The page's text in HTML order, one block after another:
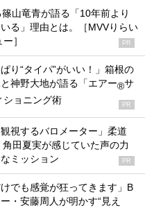
山竜青が語る「10年前より
る」理由とは。［MVVりらい
］
PR
り“タイパ”がいい！」箱根の
神野大地が語る「エアー®サ
ショニング術 PR
視するバロメーター」柔道
田夏実が感じていた声の力
ミッション
PR
でも感覚が狂ってきます」B
・安藤周人が明かす“見え